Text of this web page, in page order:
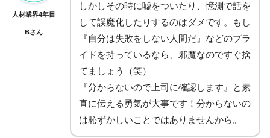
人材業界4年目
Bさん
しかしその時に嘘をついたり、憶測で話を
して誤魔化したりするのはダメです。もし
『自分は失敗をしない人間だ』などのプラ
イドを持っているなら、邪魔なのですぐ捨
てましょう（笑）
『分からないので上司に確認します』と素
直に伝える勇気が大事です！分からないの
は恥ずかしいことではありませんから。